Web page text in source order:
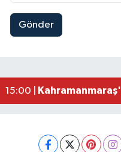
Gönder
23:59 |Kahramanmaraş
15:00 |
11:18 |Kahramanmaraş
Gaziantep